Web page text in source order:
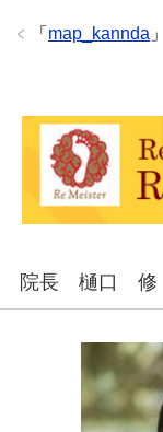
「 map_kannda 」
院長 樋口 修